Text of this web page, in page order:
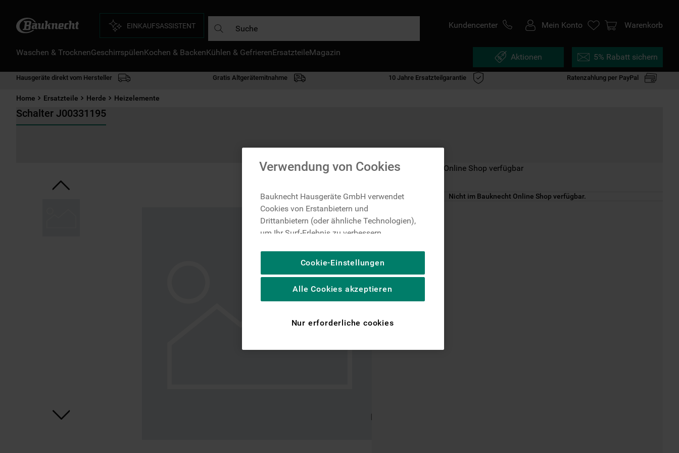
EINKAUFSASSISTENT Kundencenter Mein Konto Warenkorb
Waschen & TrocknenGeschirrspülenKochen & BackenKühlen & GefrierenErsatzteileMagazin Aktionen 5% Rabatt sichern
Hausgeräte direkt vom Hersteller Gratis Altgerätemitnahme 10 Jahre Ersatzteilgarantie Ratenzahlung per PayPal
Home Ersatzteile Herde Heizelemente
Schalter J00331195
Nicht im Bauknecht Online Shop verfügbar
Nicht im Bauknecht Online Shop verfügbar.
Verwendung von Cookies
Bauknecht Hausgeräte GmbH verwendet
Cookies von Erstanbietern und
Drittanbietern (oder ähnliche Technologien),
um Ihr Surf-Erlebnis zu verbessern
um die redaktionellen Inhalte der Website
basierend auf Ihrer Nutzung der Website zu
personalisieren, die Funktionalität der
spezifische Funktionen anzubieten
Plattformen, beispielsweise Google LLC –
Cookie-Einstellungen
Nur erforderliche cookies
Alle Cookies akzeptieren
DIE HÄUFIGSTEN SUCHANFRAGEN
mikrowelle
gefriertruhe
kühl-gefrierkombination freistehend